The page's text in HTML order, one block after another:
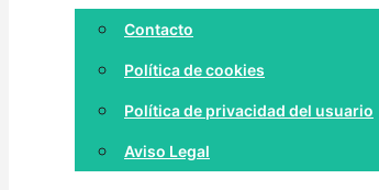
Contacto
Política de cookies
Política de privacidad del usuario
Aviso Legal